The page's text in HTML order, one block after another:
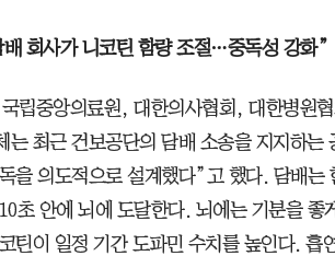
회사가 니코틴 함량 조절…중독성 강화”
립중앙의료원, 대한의사협회, 대한병원
는 최근 건보공단의 담배 소송을 지지하는
을 의도적으로 설계했다”고 했다. 담배는
초 안에 뇌에 도달한다. 뇌에는 기분을 좋
틴이 일정 기간 도파민 수치를 높인다. 흡